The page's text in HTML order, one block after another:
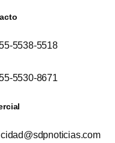
5538-5518
5530-8671